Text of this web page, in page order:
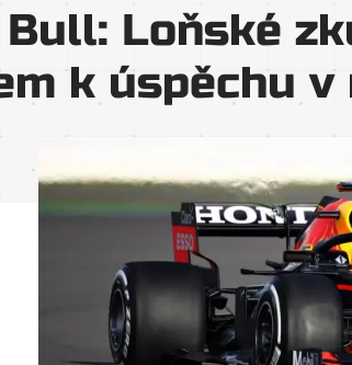
Bull: Loňské
k úspěchu v